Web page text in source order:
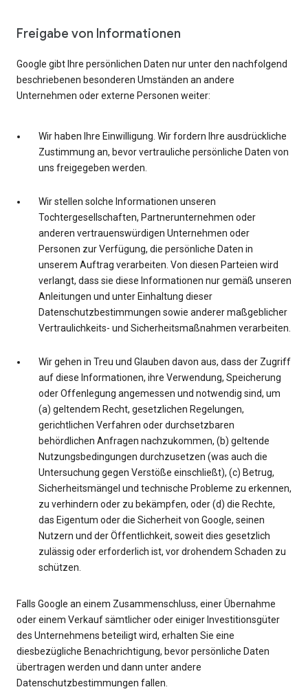
Freigabe von Informationen
Google gibt Ihre persönlichen Daten nur unter den nachfolgend
beschriebenen besonderen Umständen an andere
Unternehmen oder externe Personen weiter:
Wir haben Ihre Einwilligung. Wir fordern Ihre ausdrückliche
Zustimmung an, bevor vertrauliche persönliche Daten von
uns freigegeben werden.
Wir stellen solche Informationen unseren
Tochtergesellschaften, Partnerunternehmen oder
anderen vertrauenswürdigen Unternehmen oder
Personen zur Verfügung, die persönliche Daten in
unserem Auftrag verarbeiten. Von diesen Parteien wird
verlangt, dass sie diese Informationen nur gemäß unseren
Anleitungen und unter Einhaltung dieser
Datenschutzbestimmungen sowie anderer maßgeblicher
Vertraulichkeits- und Sicherheitsmaßnahmen verarbeiten.
Wir gehen in Treu und Glauben davon aus, dass der Zugriff
auf diese Informationen, ihre Verwendung, Speicherung
oder Offenlegung angemessen und notwendig sind, um
(a) geltendem Recht, gesetzlichen Regelungen,
gerichtlichen Verfahren oder durchsetzbaren
behördlichen Anfragen nachzukommen, (b) geltende
Nutzungsbedingungen durchzusetzen (was auch die
Untersuchung gegen Verstöße einschließt), (c) Betrug,
Sicherheitsmängel und technische Probleme zu erkennen,
zu verhindern oder zu bekämpfen, oder (d) die Rechte,
das Eigentum oder die Sicherheit von Google, seinen
Nutzern und der Öffentlichkeit, soweit dies gesetzlich
zulässig oder erforderlich ist, vor drohendem Schaden zu
schützen.
Falls Google an einem Zusammenschluss, einer Übernahme
oder einem Verkauf sämtlicher oder einiger Investitionsgüter
des Unternehmens beteiligt wird, erhalten Sie eine
diesbezügliche Benachrichtigung, bevor persönliche Daten
übertragen werden und dann unter andere
Datenschutzbestimmungen fallen.